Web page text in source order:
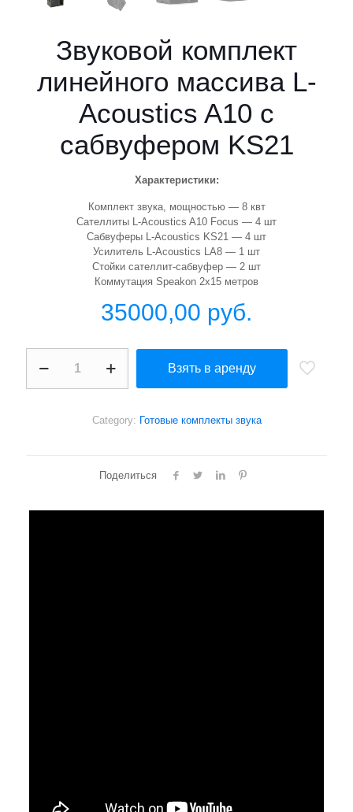
Звуковой комплект
линейного массива L-
Acoustics A10 с
сабвуфером KS21
Характеристики:
Комплект звука, мощностью — 8 квт
Сателлиты L-Acoustics A10 Focus — 4 шт
Сабвуферы L-Acoustics KS21 — 4 шт
Усилитель L-Acoustics LA8 — 1 шт
Стойки сателлит-сабвуфер — 2 шт
Коммутация Speakon 2х15 метров
35000,00 руб.
комплект
линейного
Взять в аренду
Category: Готовые комплекты звука
Поделиться